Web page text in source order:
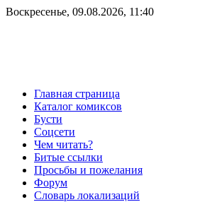
Воскресенье, 09.08.2026, 11:40
Главная страница
Каталог комиксов
Бусти
Соцсети
Чем читать?
Битые ссылки
Просьбы и пожелания
Форум
Словарь локализаций